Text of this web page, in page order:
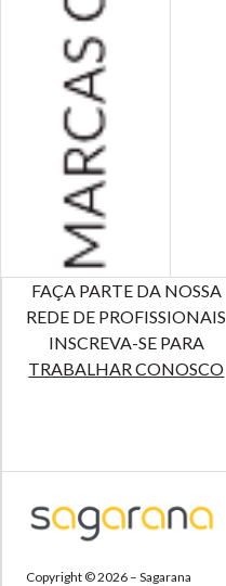
FAÇA PARTE DA NOSSA
REDE DE PROFISSIONAIS
INSCREVA-SE PARA
TRABALHAR CONOSCO
Copyright © 2026 – Sagarana